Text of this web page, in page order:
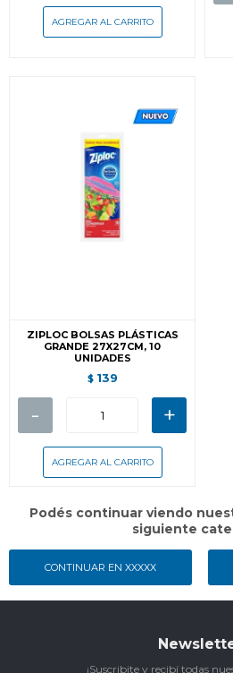
ZIPLOC BOLSAS PLÁSTICAS
GRANDE 27X27CM, 10
UNIDADES
$ 139
- +
CONTINUAR EN XXXXX
Podés continuar viendo
siguiente
¡Suscribite y recibí todas